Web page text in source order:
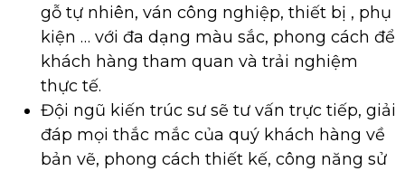
gỗ tự nhiên, ván công nghiệp, thiết bị , phụ
kiện … với đa dạng màu sắc, phong cách để
khách hàng tham quan và trải nghiệm
thực tế.
Đội ngũ kiến trúc sư sẽ tư vấn trực tiếp, giải
đáp mọi thắc mắc của quý khách hàng về
bản vẽ, phong cách thiết kế, công năng sử